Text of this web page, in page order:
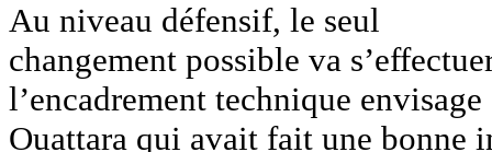
Au niveau défensif, le seul
changement possible va
l’encadrement technique
Ouattara qui avait fait une bonne